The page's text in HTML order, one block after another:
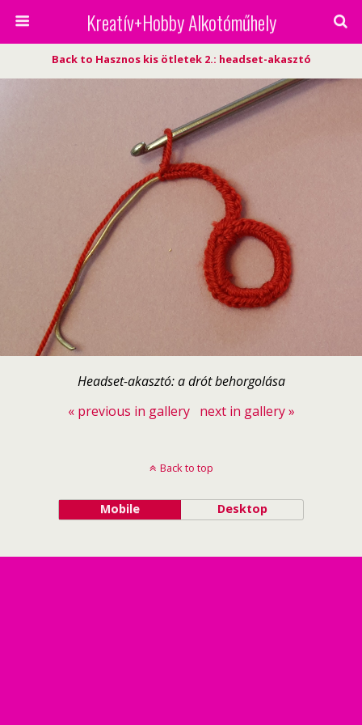
Kreatív+Hobby Alkotóműhely
Back to Hasznos kis ötletek 2.: headset-akasztó
Headset-akasztó: a drót behorgolása
« previous in gallery
next in gallery »
Back to top
Mobile Desktop